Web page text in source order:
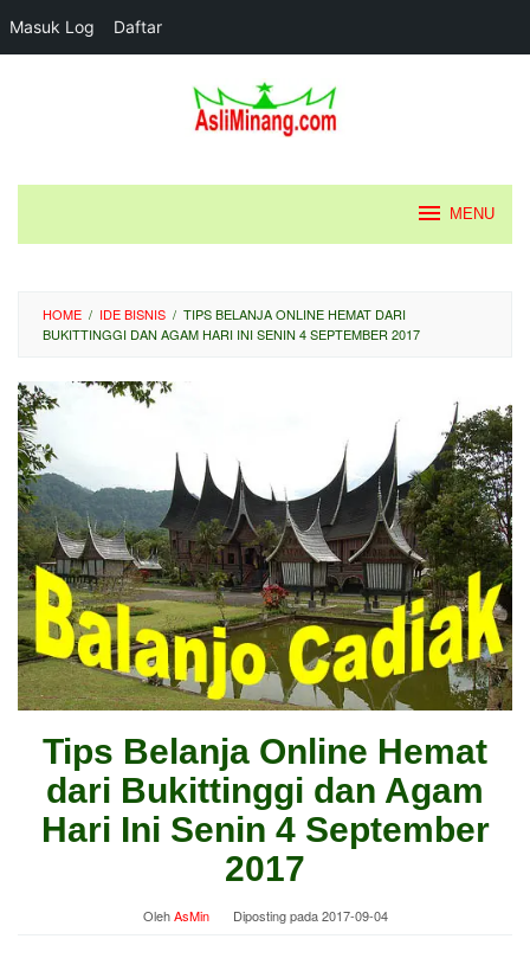
Masuk Log Daftar
MENU
HOME / IDE BISNIS / TIPS BELANJA ONLINE HEMAT DARI
BUKITTINGGI DAN AGAM HARI INI SENIN 4 SEPTEMBER 2017
Tips Belanja Online Hemat
dari Bukittinggi dan Agam
Hari Ini Senin 4 September
2017
OlehAsMin Diposting pada2017-09-04